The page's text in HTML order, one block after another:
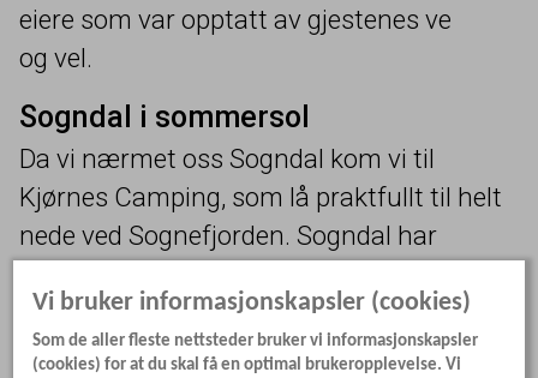
eiere som var opptatt av gjestenes ve
og vel.
Sogndal i sommersol
Da vi nærmet oss Sogndal kom vi til
Kjørnes Camping, som lå praktfullt til helt
nede ved Sognefjorden. Sogndal har
ut som en liten by for oss.
Vi bruker informasjonskapsler (cookies)
Som de aller fleste nettsteder bruker vi informasjonskapsler
(cookies) for at du skal få en optimal brukeropplevelse. Vi